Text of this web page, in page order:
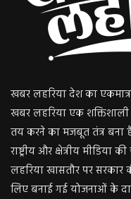
खबर लहरिया देश का एकमात्र
खबर लहरिया एक शक्तिशाली
तय करने का मजबूत तंत्र बना
राष्ट्रीय और क्षेत्रीय
लहरिया खासतौर पर
लिए बनाई गई योजनाओं के